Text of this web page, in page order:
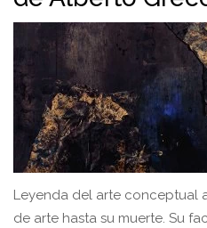
Leyenda del arte conceptual
de arte hasta su muerte. Su